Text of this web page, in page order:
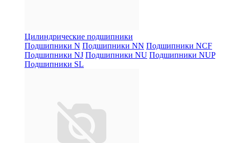
Цилиндрические подшипники
Подшипники N Подшипники NN Подшипники NCF
Подшипники NJ Подшипники NU Подшипники NUP
Подшипники SL